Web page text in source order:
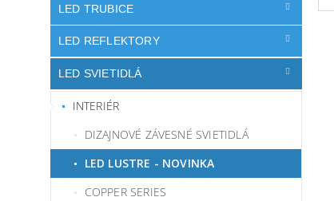
LED TRUBICE
LED REFLEKTORY
LED SVIETIDLÁ
INTERIÉR
DIZAJNOVÉ ZÁVESNÉ SVIETIDLÁ
LED LUSTRE - NOVINKA
COPPER SERIES